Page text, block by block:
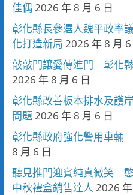
佳偶 2026 年 8 月 6 日
彰化縣長參選人魏平政率
化打造新局 2026 年 8 月 6
敲敲門讓愛傳進門 彰化
2026 年 8 月 6 日
彰化縣改善板本排水及護
問題 2026 年 8 月 6 日
彰化縣政府強化警用車輛
8 月 6 日
聽見推門迎賓純真微笑
中秋禮盒銷售達人 2026